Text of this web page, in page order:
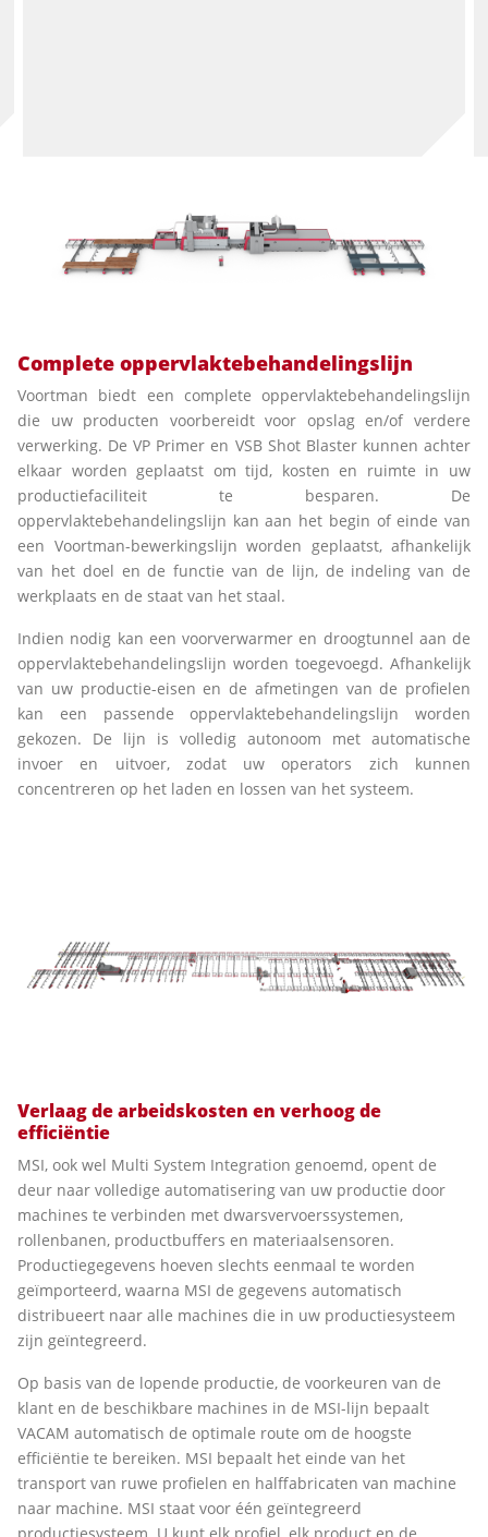
Complete oppervlaktebehandelingslijn
Voortman biedt een complete oppervlaktebehandelingslijn
die uw producten voorbereidt voor opslag en/of verdere
verwerking. De VP Primer en VSB Shot Blaster kunnen achter
elkaar worden geplaatst om tijd, kosten en ruimte in uw
productiefaciliteit te besparen. De
oppervlaktebehandelingslijn kan aan het begin of einde van
een Voortman-bewerkingslijn worden geplaatst, afhankelijk
van het doel en de functie van de lijn, de indeling van de
werkplaats en de staat van het staal.
Indien nodig kan een voorverwarmer en droogtunnel aan de
oppervlaktebehandelingslijn worden toegevoegd. Afhankelijk
van uw productie-eisen en de afmetingen van de profielen
kan een passende oppervlaktebehandelingslijn worden
gekozen. De lijn is volledig autonoom met automatische
invoer en uitvoer, zodat uw operators zich kunnen
concentreren op het laden en lossen van het systeem.
Verlaag de arbeidskosten en verhoog de
efficiëntie
MSI, ook wel Multi System Integration genoemd, opent de
deur naar volledige automatisering van uw productie door
machines te verbinden met dwarsvervoerssystemen,
rollenbanen, productbuffers en materiaalsensoren.
Productiegegevens hoeven slechts eenmaal te worden
geïmporteerd, waarna MSI de gegevens automatisch
distribueert naar alle machines die in uw productiesysteem
zijn geïntegreerd.
Op basis van de lopende productie, de voorkeuren van de
klant en de beschikbare machines in de MSI-lijn bepaalt
VACAM automatisch de optimale route om de hoogste
efficiëntie te bereiken. MSI bepaalt het einde van het
transport van ruwe profielen en halffabricaten van machine
naar machine. MSI staat voor één geïntegreerd